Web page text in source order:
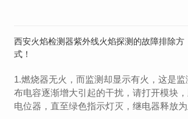
西安火焰检测器紫外线火焰探测的故障排除方
式
1.燃烧器无火，而监测却显示有火，这是
布电容逐渐增大引起的干扰，请打开模块
电位器，直至绿色指示灯灭，继电器释放为